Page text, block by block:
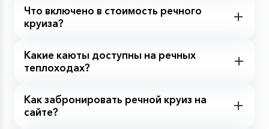
Что включено в стоимость речного
круиза?
Какие каюты доступны на речных
теплоходах?
Как забронировать речной круиз на
сайте?